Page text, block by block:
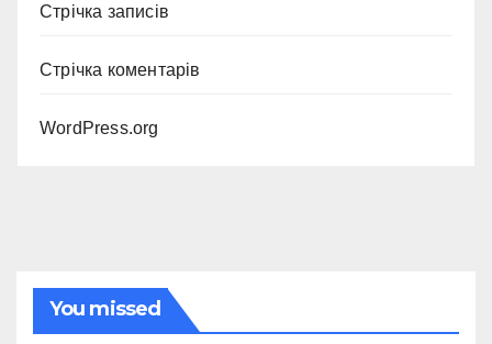
Стрічка записів
Стрічка коментарів
WordPress.org
You missed